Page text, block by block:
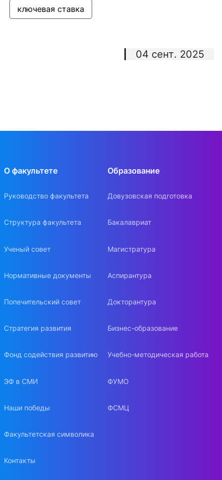
ключевая ставка
04 сент. 2025
О факультете
Руководство факультета
Структура факультета
Ученый совет
Нормативные документы
Попечительский совет
Стратегия развития
Фонд содействия развитию
ЭФ в СМИ
Наши победы
Факультетская символика
Контакты
Образование
Довузовская подготовка
Бакалавриат
Магистратура
Аспирантура
Докторантура
Бизнес-образование
Учебно-методическая работа
ФУМО
ФСМЦ